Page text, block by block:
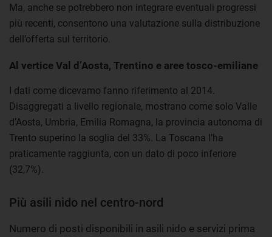
Ma, anche se potrebbero non integrare eventuali progressi
più recenti, consentono una valutazione sulla distribuzione
dell’offerta sul territorio.
Al vertice Val d’Aosta, Trentino e aree tosco-emiliane
I dati come dicevamo fanno riferimento al 2014.
Disaggregati a livello regionale, mostrano come solo Valle
d’Aosta, Umbria, Emilia Romagna, la provincia autonoma di
Trento superino la soglia del 33%. La Toscana l’ha
praticamente raggiunta, con un dato di poco inferiore
(32,7%).
Più asili nido nel centro-nord
Numero di posti disponibili in asili nido e servizi prima